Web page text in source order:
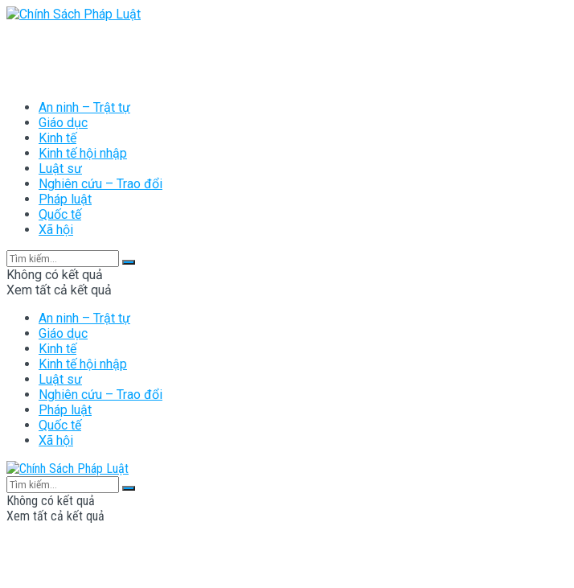
An ninh – Trật tự
Giáo dục
Kinh tế
Kinh tế hội nhập
Luật sư
Nghiên cứu – Trao đổi
Pháp luật
Quốc tế
Xã hội
Không có kết quả
Xem tất cả kết quả
An ninh – Trật tự
Giáo dục
Kinh tế
Kinh tế hội nhập
Luật sư
Nghiên cứu – Trao đổi
Pháp luật
Quốc tế
Xã hội
Không có kết quả
Xem tất cả kết quả